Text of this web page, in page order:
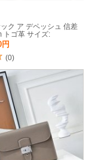
ク ア デペッシュ 信差
トゴ革 サイズ:
(0)